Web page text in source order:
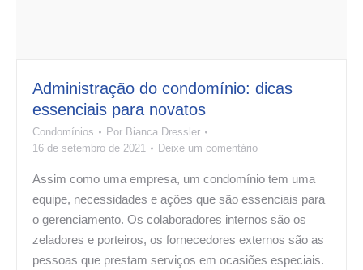
Administração do condomínio: dicas
essenciais para novatos
Condomínios Por Bianca Dressler
16 de setembro de 2021
Deixe um comentário
Assim como uma empresa, um condomínio tem uma
equipe, necessidades e ações que são essenciais para
o gerenciamento. Os colaboradores internos são os
zeladores e porteiros, os fornecedores externos são as
pessoas que prestam serviços em ocasiões especiais.